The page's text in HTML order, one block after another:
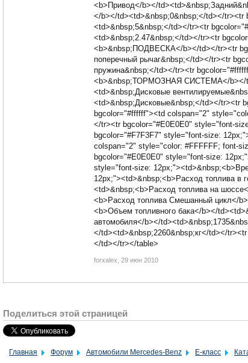
<b>Привод</b></
</b></td><td>&nbsp;0&nbsp;</td></tr><tr
<td>&nbsp;5&nbsp;</td></tr><tr
<td>&nbsp;2.47&nbsp;</td></tr><tr
<b>&nbsp;ПОДВЕСКА</b></td></tr><tr
поперечный рычаг&nbsp;</td></tr><tr
пружина&nbsp;</td></tr><tr
<b>&nbsp;ТОРМОЗНАЯ СИСТЕМА</b></
<td>&nbsp;Дисковые
<td>&nbsp;Дисковые&nbsp;</td></tr><tr
bgcolor="#ffffff"><td colspan="2"
</tr><tr bgcolor="#E0E0E0" style="font-
bgcolor="#F7F3F7" style="font-size:
colspan="2" style="color: #FFFFFF;
bgcolor="#E0E0E0" style="font-size:
style="font-size:
12px;"><td>&nbsp;<b>Расход топлива в
<td>&nbsp;<b>Расход топлива на
<b>Расход топлива Смешанный цикл</
<b>Объем топливного бака</b></
автомобиля</b></
</td><td>&nbsp;2260&nbsp;кг</td></
</td></tr></table>
forxalex 29 июн 2010
Поделиться этой страницей
Главная Форум Автомобили Mercedes-Benz E-класс